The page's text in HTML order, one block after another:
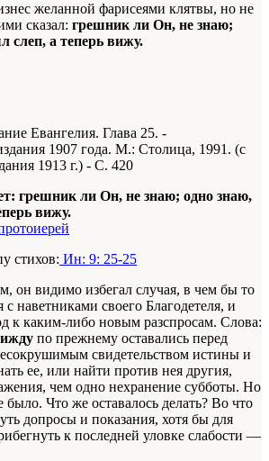
желанной фарисеями клятвы, но не
сказал: грешник ли Он, не знаю;
слеп, а теперь вижу.
Евангелия. Глава 25. -
1907 года. М.: Столица, 1991. (с
1913 г.) - С. 420
грешник ли Он, не знаю; одно знаю,
вижу.
стихов: Ин: 9: 25-25
он видимо избегал случая, в чем бы то
с наветниками своего Благодетеля, и
к каким-либо новым разспросам. Слова:
по прежнему оставались перед
свидетельством истины и
ее, или найти против нея другия,
чем одно нехранение субботы. Но
было. Что же оставалось делать? Во что
допросы и показания, хотя бы для
к последней уловке слабости —